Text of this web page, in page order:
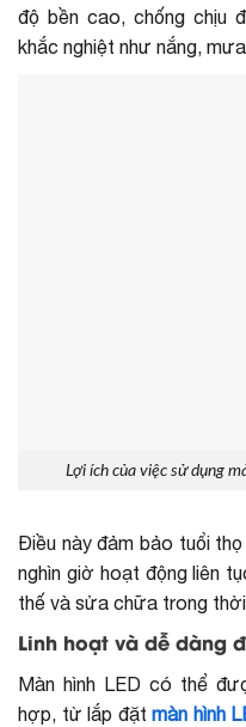
độ bền cao, chống chịu
khắc nghiệt như nắng,
Lợi ích của việc sử dụng
Điều này đảm bảo tuổi thọ
nghìn giờ hoạt động liên
thế và sửa chữa trong
Linh hoạt và dễ dàng
Màn hình LED có thể
hợp, từ lắp đặt màn hình